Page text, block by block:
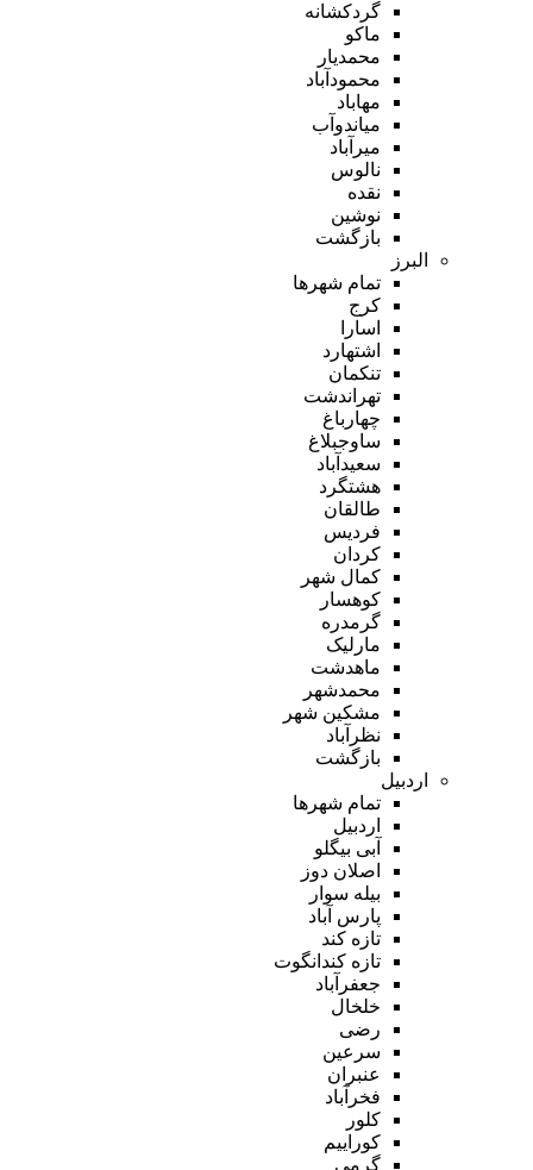
گردکشانه
ماکو
محمدیار
محمودآباد
مهاباد
میاندوآب
میرآباد
نالوس
نقده
نوشین
بازگشت
البرز
تمام شهر‌ها
کرج
اسارا
اشتهارد
تنکمان
تهراندشت
چهارباغ
ساوجبلاغ
سعیدآباد
هشتگرد
طالقان
فردیس
کردان
کمال شهر
کوهسار
گرمدره
مارلیک
ماهدشت
محمدشهر
مشکین شهر
نظرآباد
بازگشت
اردبیل
تمام شهر‌ها
اردبیل
آبی بیگلو
اصلان دوز
بیله سوار
پارس آباد
تازه کند
تازه کندانگوت
جعفرآباد
خلخال
رضی
سرعین
عنبران
فخرآباد
کلور
کوراییم
گرمی